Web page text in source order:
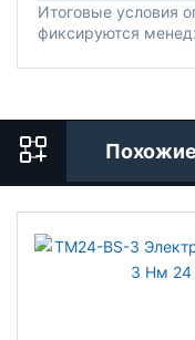
Итоговые условия
фиксируются